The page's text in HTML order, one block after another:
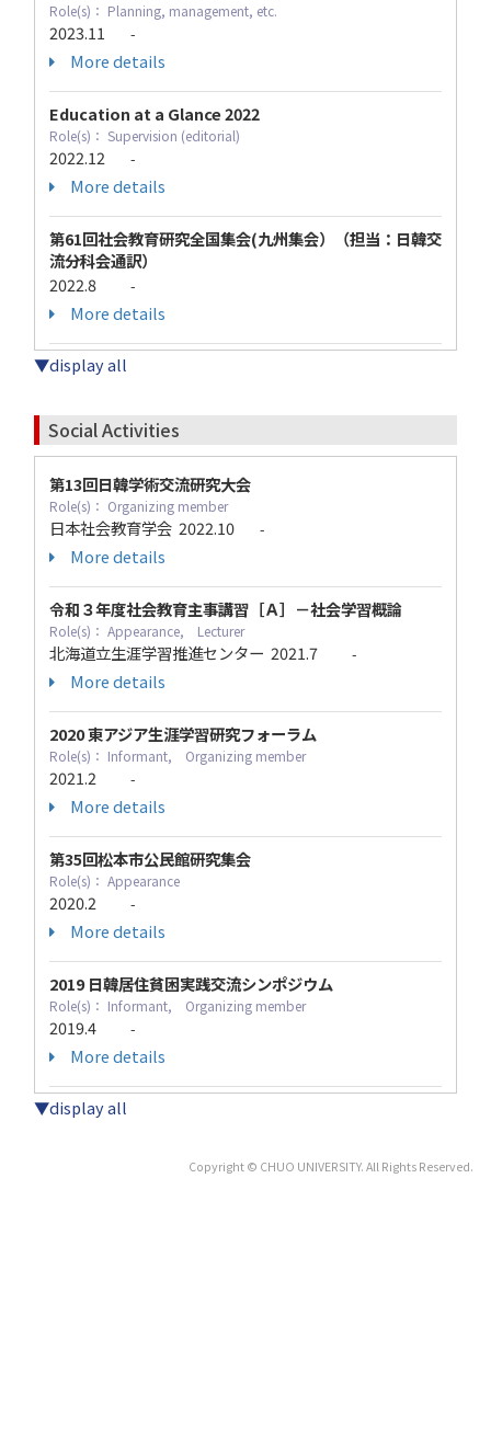
Role(s)： Planning, management, etc.
2023.11 -
More details
Education at a Glance 2022
Role(s)： Supervision (editorial)
2022.12 -
More details
第61回社会教育研究全国集会(九州集会）（担当：日韓交
流分科会通訳）
2022.8
-
More details
▼display all
Social Activities
第13回日韓学術交流研究大会
Role(s)： Organizing member
日本社会教育学会 2022.10 -
More details
令和３年度社会教育主事講習［Ａ］－社会学習概論
Role(s)： Appearance, Lecturer
北海道立生涯学習推進センター 2021.7 -
More details
2020 東アジア生涯学習研究フォーラム
Role(s)： Informant, Organizing member
2021.2 -
More details
第35回松本市公民館研究集会
Role(s)： Appearance
2020.2 -
More details
2019 日韓居住貧困実践交流シンポジウム
Role(s)： Informant, Organizing member
2019.4 -
More details
▼display all
Copyright © CHUO UNIVERSITY. All Rights Reserved.